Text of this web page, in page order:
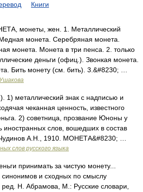
Книги
монеты, жен. 1. Металлический
монета. Серебряная монета.
монета. Монета в три пенса. 2. только
деньги (офиц.). Звонкая монета.
Бить монету (см. бить). 3.&#8230; …
1) металлический знак с надписью и
чеканная ценность, известного
2) советница, прозвание Юноны у
иностранных слов, вошедших в состав
Чудинов А.Н., 1910. МОНЕТА&#8230; …
слов русского языка
принимать за чистую монету...
синонимов и сходных по смыслу
Н. Абрамова, М.: Русские словари,